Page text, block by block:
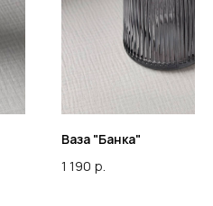
Ваза "Банка"
1 190 р.